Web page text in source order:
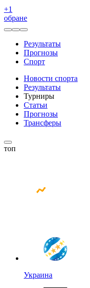
+1
обране
Результаты
Прогнозы
Спорт
Новости спорта
Результаты
Турниры
Статьи
Прогнозы
Трансферы
топ
Украина